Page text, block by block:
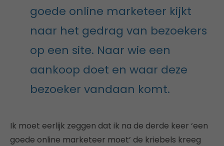
goede online marketeer kijkt
naar het gedrag van bezoekers
op een site. Naar wie een
aankoop doet en waar deze
bezoeker vandaan komt.
Ik moet eerlijk zeggen dat ik na de derde keer ‘een
goede online marketeer moet’ de kriebels kreeg